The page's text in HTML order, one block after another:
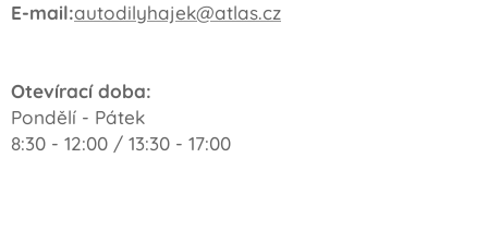
E-mail:autodilyhajek@atlas.cz
Otevírací doba:
Pondělí - Pátek
8:30 - 12:00 / 13:30 - 17:00